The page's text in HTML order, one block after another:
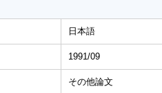
日本語
1991/09
その他論文